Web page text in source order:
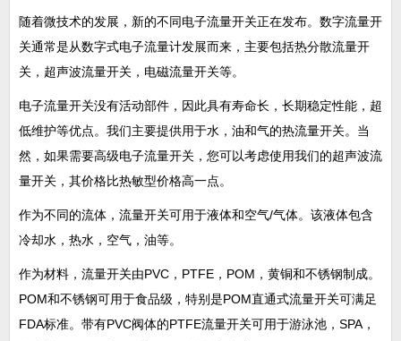
随着微技术的发展，新的不同电子流量开关正在发布。数字流量开
关通常是从数字式电子流量计发展而来，主要包括热分散流量开
关，超声波流量开关，电磁流量开关等。
电子流量开关没有活动部件，因此具有寿命长，长期稳定性能，超
低维护等优点。我们主要提供用于水，油和气的热流量开关。当
然，如果需要高级电子流量开关，您可以考虑使用我们的超声波流
量开关，其价格比热敏型价格高一点。
作为不同的流体，流量开关可用于液体和空气/气体。该液体包含
冷却水，热水，空气，油等。
作为材料，流量开关由PVC，PTFE，POM，黄铜和不锈钢制成。
POM和不锈钢可用于食品级，特别是POM直通式流量开关可满足
FDA标准。带有PVC阀体的PTFE流量开关可用于游泳池，SPA，